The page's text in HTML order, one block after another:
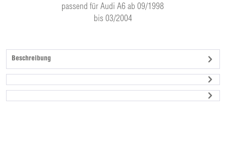
passend für Audi A6 ab 09/1998
bis 03/2004
Beschreibung